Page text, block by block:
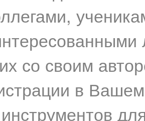
их со своим
в
инструментов